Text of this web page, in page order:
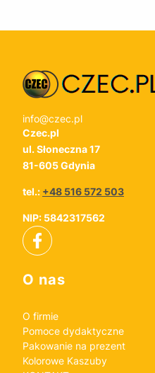
info@czec.pl
Czec.pl
ul. Słoneczna 17
81-605 Gdynia
tel.: +48 516 572 503
NIP: 5842317562
Linki w stopce
O nas
O firmie
Pomoce dydaktyczne
Pakowanie na prezent
Kolorowe Kaszuby